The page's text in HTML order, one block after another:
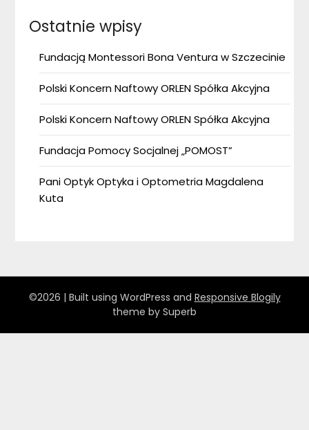
Ostatnie wpisy
Fundacją Montessori Bona Ventura w Szczecinie
Polski Koncern Naftowy ORLEN Spółka Akcyjna
Polski Koncern Naftowy ORLEN Spółka Akcyjna
Fundacja Pomocy Socjalnej „POMOST”
Pani Optyk Optyka i Optometria Magdalena
Kuta
©2026 | Built using WordPress and Responsive Blogily
theme by Superb